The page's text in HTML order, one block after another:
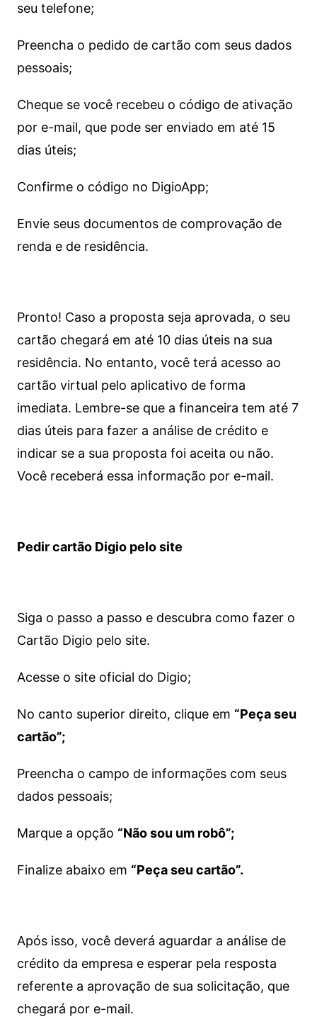
seu telefone;
Preencha o pedido de cartão com seus dados
pessoais;
Cheque se você recebeu o código de ativação
por e-mail, que pode ser enviado em até 15
dias úteis;
Confirme o código no DigioApp;
Envie seus documentos de comprovação de
renda e de residência.
Pronto! Caso a proposta seja aprovada, o seu
cartão chegará em até 10 dias úteis na sua
residência. No entanto, você terá acesso ao
cartão virtual pelo aplicativo de forma
imediata. Lembre-se que a financeira tem até 7
dias úteis para fazer a análise de crédito e
indicar se a sua proposta foi aceita ou não.
Você receberá essa informação por e-mail.
Pedir cartão Digio pelo site
Siga o passo a passo e descubra como fazer o
Cartão Digio pelo site.
Acesse o site oficial do Digio;
No canto superior direito, clique em “Peça seu
cartão”;
Preencha o campo de informações com seus
dados pessoais;
Marque a opção “Não sou um robô”;
Finalize abaixo em “Peça seu cartão”.
Após isso, você deverá aguardar a análise de
crédito da empresa e esperar pela resposta
referente a aprovação de sua solicitação, que
chegará por e-mail.